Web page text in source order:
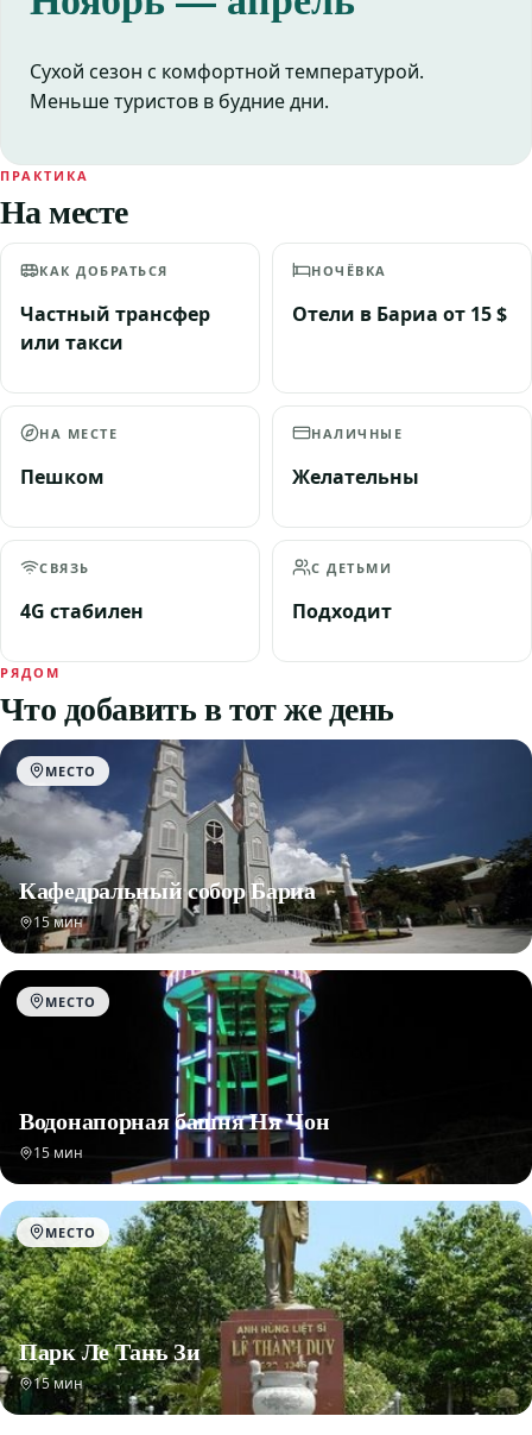
Сухой сезон с комфортной температурой.
Меньше туристов в будние дни.
ПРАКТИКА
На месте
КАК ДОБРАТЬСЯ
Частный трансфер
или такси
НОЧЁВКА
Отели в Бариа от 15 $
НА МЕСТЕ
Пешком
НАЛИЧНЫЕ
Желательны
СВЯЗЬ
4G стабилен
С ДЕТЬМИ
Подходит
РЯДОМ
Что добавить в тот же день
МЕСТО
Кафедральный собор Бариа
15 мин
МЕСТО
Водонапорная башня Ня Чон
15 мин
МЕСТО
Парк Ле Тань Зи
15 мин